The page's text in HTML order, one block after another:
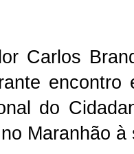
Carlos
do
Maranhão